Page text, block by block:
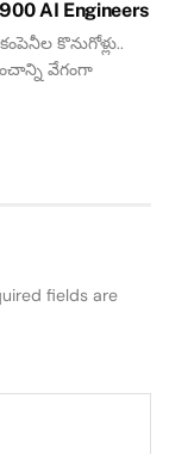
AI Engineers
కొనుగోళ్లు..
వేగంగా
fields are